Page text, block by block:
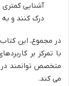
درک کنند و
در مجموع، این کتاب
با تمرکز بر
متخصص توانمند در
می کند.